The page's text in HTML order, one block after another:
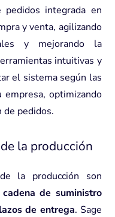
pedidos integrada en
y venta, agilizando
y mejorando la
intuitivas y
el sistema según las
empresa, optimizando
de pedidos.
la producción
la producción son
cadena de suministro
de entrega. Sage